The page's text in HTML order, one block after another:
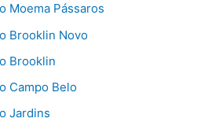
Moema Pássaros
Brooklin Novo
Brooklin
Campo Belo
Jardins